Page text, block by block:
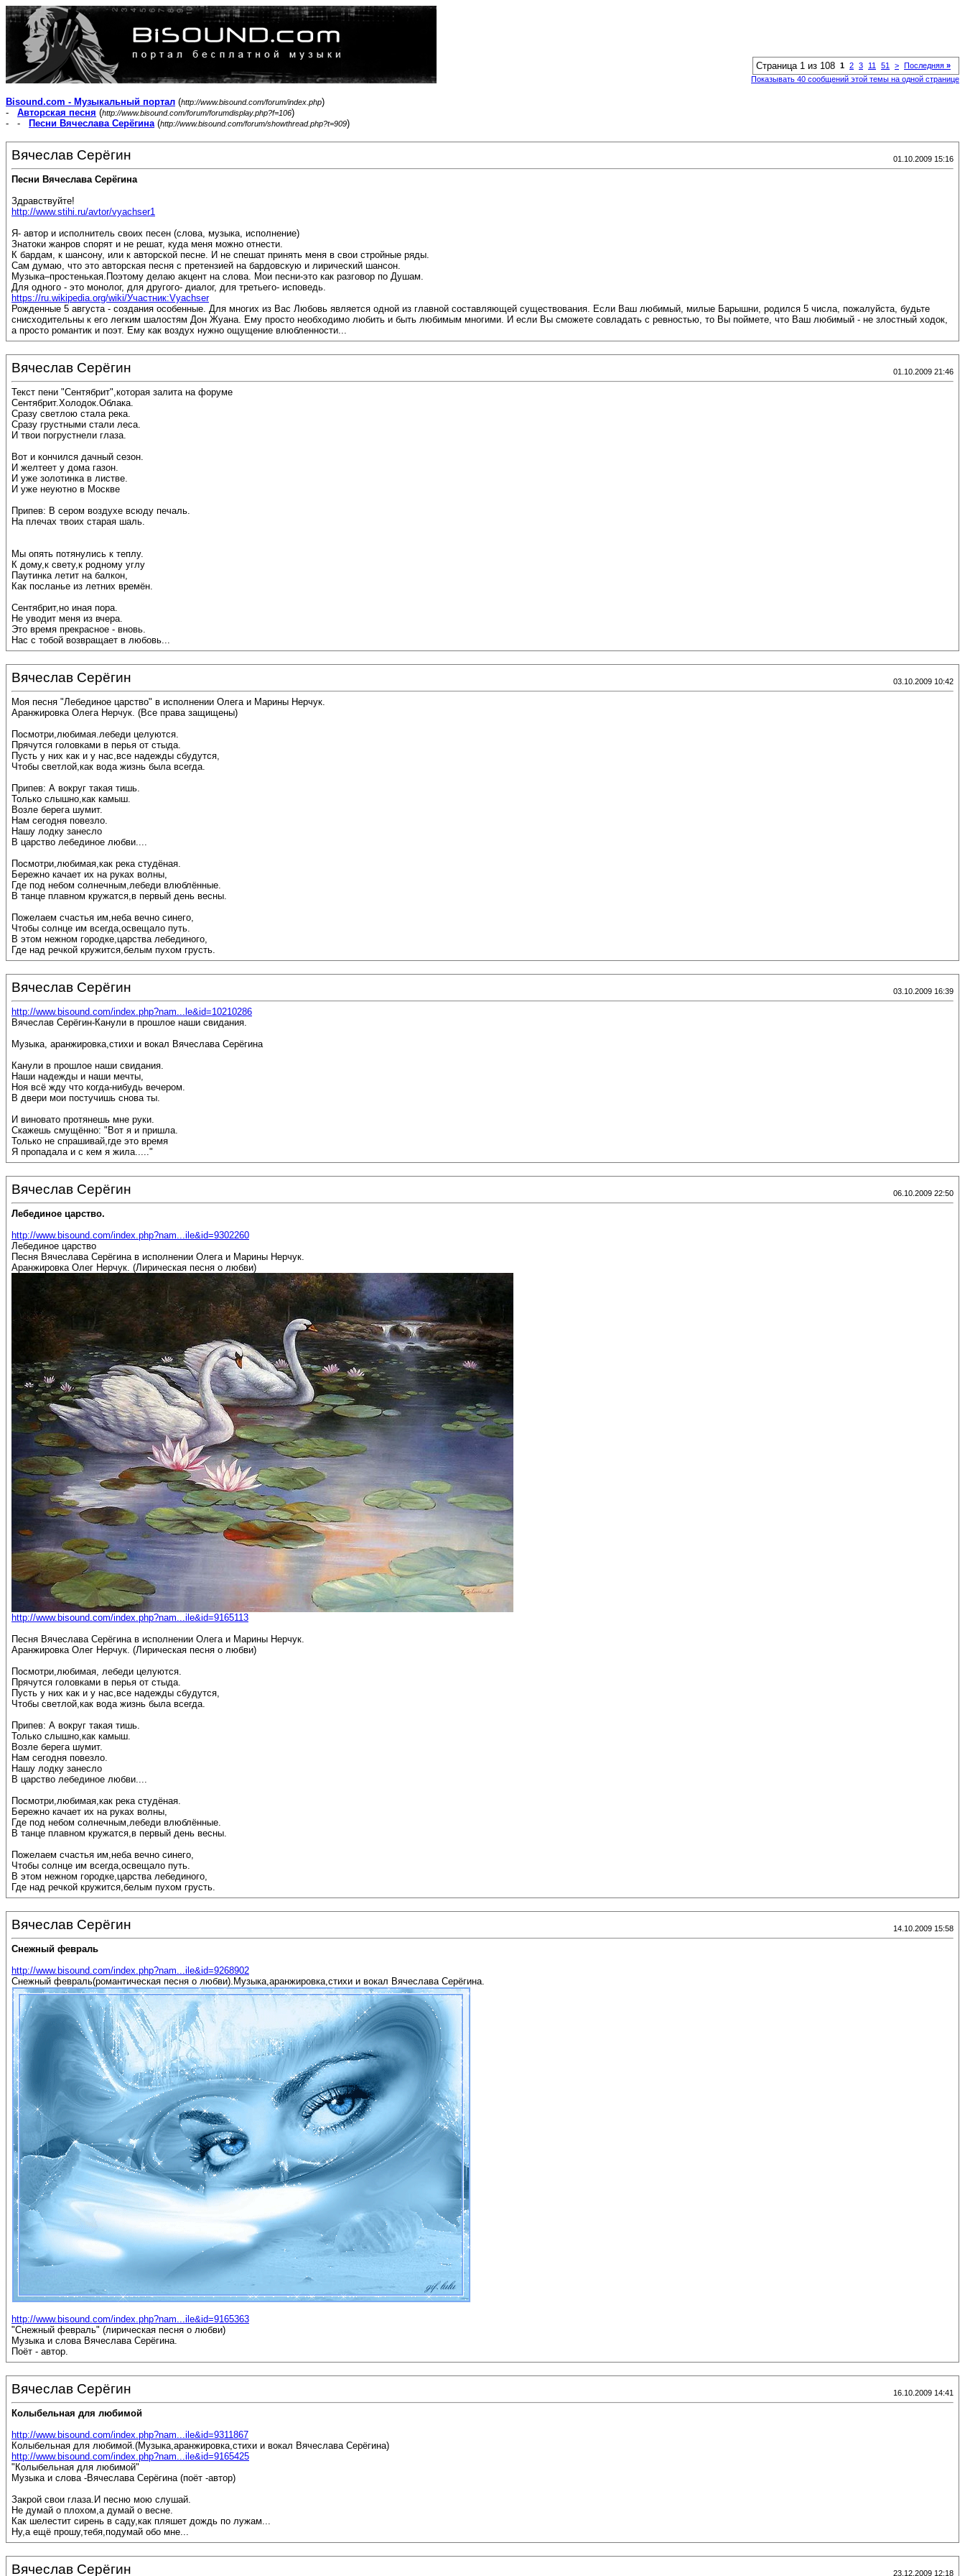
Страница 1 из 108 1 2 3 11 51 > Последняя »
Показывать 40 сообщений этой темы на одной странице
Bisound.com - Музыкальный портал (http://www.bisound.com/forum/index.php)
- Авторская песня (http://www.bisound.com/forum/forumdisplay.php?f=106)
- -
Песни Вячеслава Серёгина(http://www.bisound.com/forum/showthread.php?t=909)
Вячеслав Серёгин 01.10.2009 15:16
Песни Вячеслава Серёгина
Здравствуйте!
http://www.stihi.ru/avtor/vyachser1
Я- автор и исполнитель своих песен (слова, музыка, исполнение)
Знатоки жанров спорят и не решат, куда меня можно отнести.
К бардам, к шансону, или к авторской песне. И не спешат принять меня в свои стройные ряды.
Сам думаю, что это авторская песня с претензией на бардовскую и лирический шансон.
Музыка–простенькая.Поэтому делаю акцент на слова. Мои песни-это как разговор по Душам.
Для одного - это монолог, для другого- диалог, для третьего- исповедь.
https://ru.wikipedia.org/wiki/Участник:Vyachser
Рожденные 5 августа - создания особенные. Для многих из Вас Любовь является одной из главной составляющей существования. Если Ваш любимый, милые Барышни, родился 5 числа, пожалуйста, будьте
снисходительны к его легким шалостям Дон Жуана. Ему просто необходимо любить и быть любимым многими. И если Вы сможете совладать с ревностью, то Вы поймете, что Ваш любимый - не злостный ходок,
а просто романтик и поэт. Ему как воздух нужно ощущение влюбленности...
Вячеслав Серёгин 01.10.2009 21:46
Текст пени "Сентябрит",которая залита на форуме
Сентябрит.Холодок.Облака.
Сразу светлою стала река.
Сразу грустными стали леса.
И твои погрустнели глаза.
Вот и кончился дачный сезон.
И желтеет у дома газон.
И уже золотинка в листве.
И уже неуютно в Москве
Припев: В сером воздухе всюду печаль.
На плечах твоих старая шаль.
Мы опять потянулись к теплу.
К дому,к свету,к родному углу
Паутинка летит на балкон,
Как посланье из летних времён.
Сентябрит,но иная пора.
Не уводит меня из вчера.
Это время прекрасное - вновь.
Нас с тобой возвращает в любовь...
Вячеслав Серёгин 03.10.2009 10:42
Моя песня "Лебединое царство" в исполнении Олега и Марины Нерчук.
Аранжировка Олега Нерчук. (Все права защищены)
Посмотри,любимая.лебеди целуются.
Прячутся головками в перья от стыда.
Пусть у них как и у нас,все надежды сбудутся,
Чтобы светлой,как вода жизнь была всегда.
Припев: А вокруг такая тишь.
Только слышно,как камыш.
Возле берега шумит.
Нам сегодня повезло.
Нашу лодку занесло
В царство лебединое любви....
Посмотри,любимая,как река студёная.
Бережно качает их на руках волны,
Где под небом солнечным,лебеди влюблённые.
В танце плавном кружатся,в первый день весны.
Пожелаем счастья им,неба вечно синего,
Чтобы солнце им всегда,освещало путь.
В этом нежном городке,царства лебединого,
Где над речкой кружится,белым пухом грусть.
Вячеслав Серёгин 03.10.2009 16:39
http://www.bisound.com/index.php?nam...le&id=10210286
Вячеслав Серёгин-Канули в прошлое наши свидания.
Музыка, аранжировка,стихи и вокал Вячеслава Серёгина
Канули в прошлое наши свидания.
Наши надежды и наши мечты,
Ноя всё жду что когда-нибудь вечером.
В двери мои постучишь снова ты.
И виновато протянешь мне руки.
Скажешь смущённо: "Вот я и пришла.
Только не спрашивай,где это время
Я пропадала и с кем я жила....."
Вячеслав Серёгин 06.10.2009 22:50
Лебединое царство.
http://www.bisound.com/index.php?nam...ile&id=9302260
Лебединое царство
Песня Вячеслава Серёгина в исполнении Олега и Марины Нерчук.
Аранжировка Олег Нерчук. (Лирическая песня о любви)
http://www.bisound.com/index.php?nam...ile&id=9165113
Песня Вячеслава Серёгина в исполнении Олега и Марины Нерчук.
Аранжировка Олег Нерчук. (Лирическая песня о любви)
Посмотри,любимая, лебеди целуются.
Прячутся головками в перья от стыда.
Пусть у них как и у нас,все надежды сбудутся,
Чтобы светлой,как вода жизнь была всегда.
Припев: А вокруг такая тишь.
Только слышно,как камыш.
Возле берега шумит.
Нам сегодня повезло.
Нашу лодку занесло
В царство лебединое любви....
Посмотри,любимая,как река студёная.
Бережно качает их на руках волны,
Где под небом солнечным,лебеди влюблённые.
В танце плавном кружатся,в первый день весны.
Пожелаем счастья им,неба вечно синего,
Чтобы солнце им всегда,освещало путь.
В этом нежном городке,царства лебединого,
Где над речкой кружится,белым пухом грусть.
Вячеслав Серёгин 14.10.2009 15:58
Снежный февраль
http://www.bisound.com/index.php?nam...ile&id=9268902
Снежный февраль(романтическая песня о любви).Музыка,аранжировка,стихи и вокал Вячеслава Серёгина.
http://www.bisound.com/index.php?nam...ile&id=9165363
"Снежный февраль" (лирическая песня о любви)
Музыка и слова Вячеслава Серёгина.
Поёт - автор.
Вячеслав Серёгин 16.10.2009 14:41
Колыбельная для любимой
http://www.bisound.com/index.php?nam...ile&id=9311867
Колыбельная для любимой.(Музыка,аранжировка,стихи и вокал Вячеслава Серёгина)
http://www.bisound.com/index.php?nam...ile&id=9165425
"Колыбельная для любимой"
Музыка и слова -Вячеслава Серёгина (поёт -автор)
Закрой свои глаза.И песню мою слушай.
Не думай о плохом,а думай о весне.
Как шелестит сирень в саду,как пляшет дождь по лужам...
Ну,а ещё прошу,тебя,подумай обо мне...
Вячеслав Серёгин 23.12.2009 12:18